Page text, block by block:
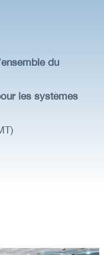
du
les systèmes